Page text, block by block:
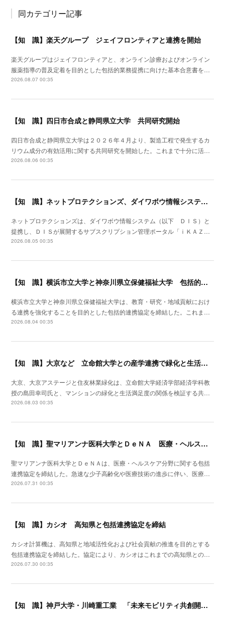
同カテゴリー記事
【知 識】楽天グループ ジェイフロンティアと連携を開始
楽天グループはジェイフロンティアと、オンライン診療およびオンライン
服薬指導の普及定着を目的とした包括的業務提携に向けた基本合意書を…
2026.08.07 00:35
【知 識】四日市合成と静岡県立大学 共同研究開始
四日市合成と静岡県立大学は２０２６年４月より、製造工程で発生するカ
リウム成分の有効活用に関する共同研究を開始した。これまで十分に活…
2026.08.06 00:35
【知 識】ネットプロテクションズ、ダイワボウ情報システムと提携開始
ネットプロテクションズは、ダイワボウ情報システム（以下 ＤＩＳ）と
提携し、ＤＩＳが展開するサブスクリプション管理ポータル「ｉＫＡＺ…
2026.08.05 00:35
【知 識】横浜市立大学と神奈川県立保健福祉大学 包括的連携協定を締結
横浜市立大学と神奈川県立保健福祉大学は、教育・研究・地域貢献におけ
る連携を強化することを目的とした包括的連携協定を締結した。これま…
2026.08.04 00:35
【知 識】大京など 立命館大学との産学連携で緑化と生活満足度の関係を可視化
大京、大京アステージと住友林業緑化は、立命館大学経済学部経済学科教
授の島田幸司氏と、マンションの緑化と生活満足度の関係を検証する共…
2026.08.03 00:35
【知 識】聖マリアンナ医科大学とＤｅＮＡ 医療・ヘルスケア分野で包括連携
聖マリアンナ医科大学とＤｅＮＡは、医療・ヘルスケア分野に関する包括
連携協定を締結した。急速な少子高齢化や医療技術の進歩に伴い、医療…
2026.07.31 00:35
【知 識】カシオ 高知県と包括連携協定を締結
カシオ計算機は、高知県と地域活性化および社会貢献の推進を目的とする
包括連携協定を締結した。協定により、カシオはこれまでの高知県との…
2026.07.30 00:35
【知 識】神戸大学・川崎重工業 「未来モビリティ共創開発拠点」形成